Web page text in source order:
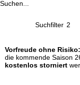
t
Suchen...
Suchfilter 2
Vorfreude ohne Risiko:
die kommende Saison
kostenlos storniert